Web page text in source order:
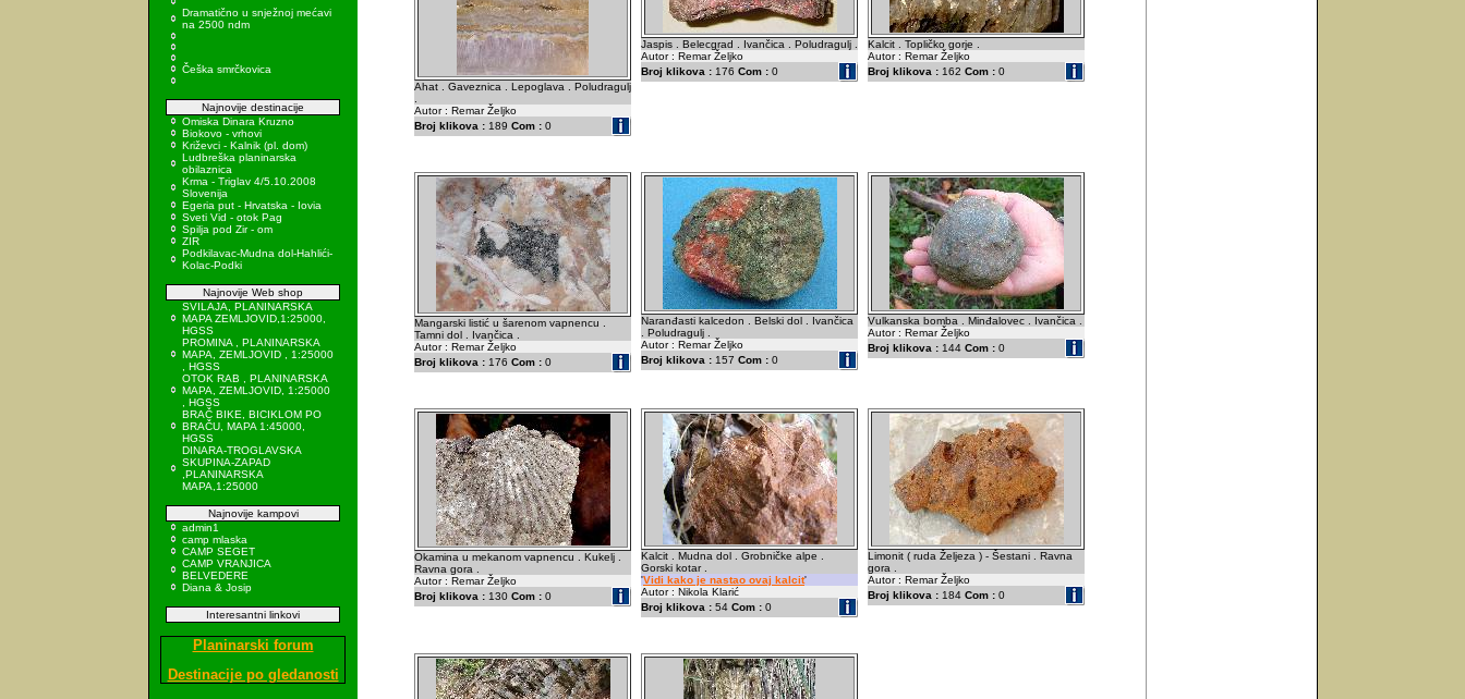
Dramatično u snježnoj mećavi
na 2500 ndm
Češka smrčkovica
Najnovije destinacije
Omiska Dinara Kruzno
Biokovo - vrhovi
Križevci - Kalnik (pl. dom)
Ludbreška planinarska
obilaznica
Krma - Triglav 4/5.10.2008
Slovenija
Egeria put - Hrvatska - Iovia
Sveti Vid - otok Pag
Spilja pod Zir - om
ZIR
Podkilavac-Mudna dol-Hahlići-
Kolac-Podki
Najnovije Web shop
SVILAJA, PLANINARSKA
MAPA ZEMLJOVID,1:25000,
HGSS
PROMINA , PLANINARSKA
MAPA, ZEMLJOVID , 1:25000
, HGSS
OTOK RAB , PLANINARSKA
MAPA, ZEMLJOVID, 1:25000
, HGSS
BRAČ BIKE, BICIKLOM PO
BRAČU, MAPA 1:45000,
HGSS
DINARA-TROGLAVSKA
SKUPINA-ZAPAD
,PLANINARSKA
MAPA,1:25000
Najnovije kampovi
admin1
camp mlaska
CAMP SEGET
CAMP VRANJICA
BELVEDERE
Diana & Josip
Interesantni linkovi
Planinarski forum
Destinacije po gledanosti
Ahat . Gaveznica . Lepoglava . Poludragulj
Autor : Remar Željko
Broj klikova : 189 Com : 0
Jaspis . Belecgrad . Ivančica . Poludragulj .
Autor : Remar Željko
Broj klikova : 176 Com : 0
Kalcit . Topličko gorje .
Autor : Remar Željko
Broj klikova : 162 Com : 0
Mangarski listić u šarenom vapnencu .
Tamni dol . Ivančica .
Autor : Remar Željko
Broj klikova : 176 Com : 0
Naranđasti kalcedon . Belski dol . Ivančica
. Poludragulj .
Autor : Remar Željko
Broj klikova : 157 Com : 0
Vulkanska bomba . Minđalovec . Ivančica .
Autor : Remar Željko
Broj klikova : 144 Com : 0
Okamina u mekanom vapnencu . Kukelj .
Ravna gora .
Autor : Remar Željko
Broj klikova : 130 Com : 0
Kalcit . Mudna dol . Grobničke alpe .
Gorski kotar .
'Vidi kako je nastao ovaj kalcit'
Autor : Nikola Klarić
Broj klikova : 54 Com : 0
Limonit ( ruda Željeza ) - Šestani . Ravna
gora .
Autor : Remar Željko
Broj klikova : 184 Com : 0